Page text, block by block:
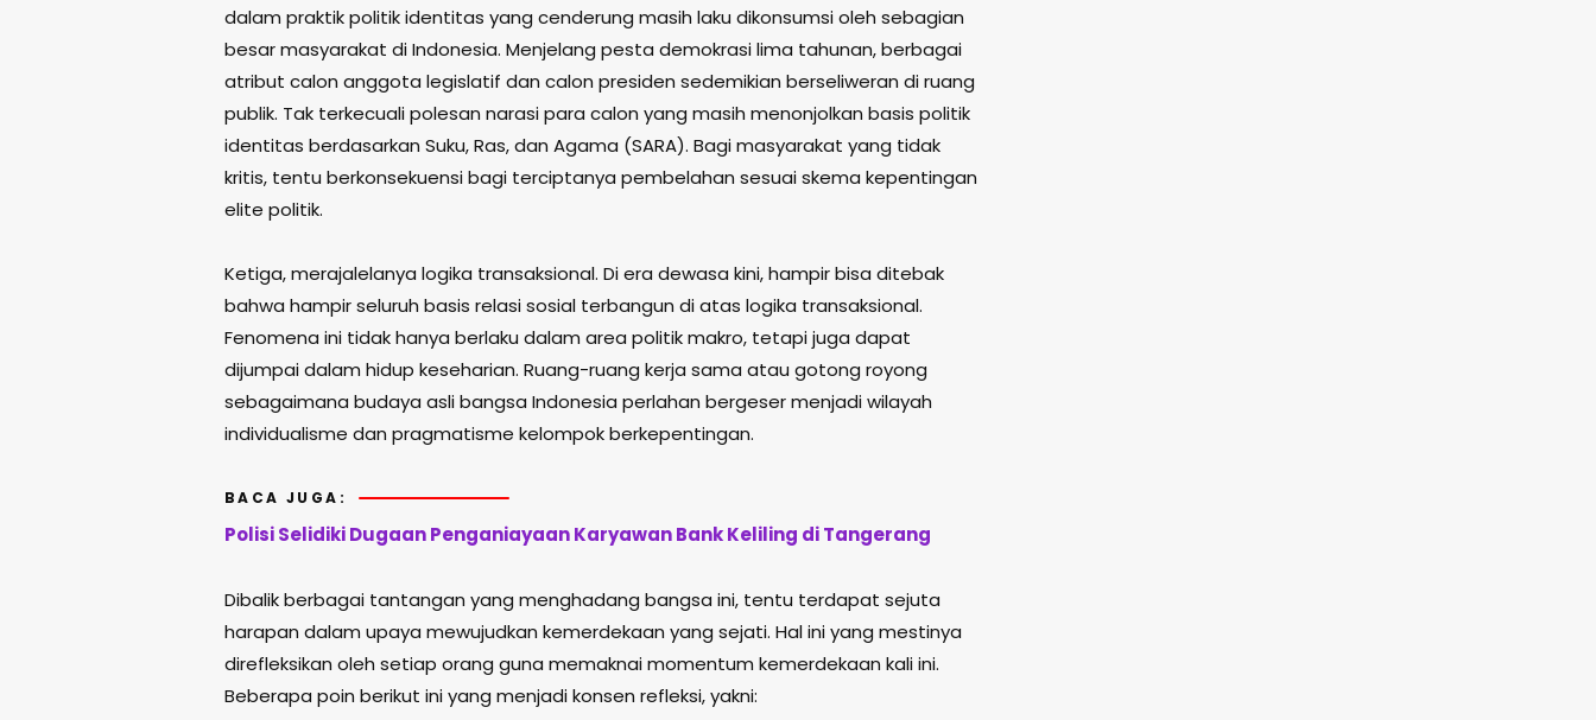
dalam praktik politik identitas yang cenderung masih laku dikonsumsi oleh sebagian
besar masyarakat di Indonesia. Menjelang pesta demokrasi lima tahunan, berbagai
atribut calon anggota legislatif dan calon presiden sedemikian berseliweran di ruang
publik. Tak terkecuali polesan narasi para calon yang masih menonjolkan basis politik
identitas berdasarkan Suku, Ras, dan Agama (SARA). Bagi masyarakat yang tidak
kritis, tentu berkonsekuensi bagi terciptanya pembelahan sesuai skema kepentingan
elite politik.
Ketiga, merajalelanya logika transaksional. Di era dewasa kini, hampir bisa ditebak
bahwa hampir seluruh basis relasi sosial terbangun di atas logika transaksional.
Fenomena ini tidak hanya berlaku dalam area politik makro, tetapi juga dapat
dijumpai dalam hidup keseharian. Ruang-ruang kerja sama atau gotong royong
sebagaimana budaya asli bangsa Indonesia perlahan bergeser menjadi wilayah
individualisme dan pragmatisme kelompok berkepentingan.
BACA JUGA:
Polisi Selidiki Dugaan Penganiayaan Karyawan Bank Keliling di Tangerang
Dibalik berbagai tantangan yang menghadang bangsa ini, tentu terdapat sejuta
harapan dalam upaya mewujudkan kemerdekaan yang sejati. Hal ini yang mestinya
direfleksikan oleh setiap orang guna memaknai momentum kemerdekaan kali ini.
Beberapa poin berikut ini yang menjadi konsen refleksi, yakni: